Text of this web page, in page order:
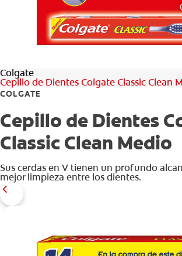
PARA
Colgate
Cepillo de Dientes Colgate Classic Clean
COLGATE
Cepillo de Dientes
Classic Clean Medio
Sus cerdas en V tienen un profundo
mejor limpieza entre los dientes.